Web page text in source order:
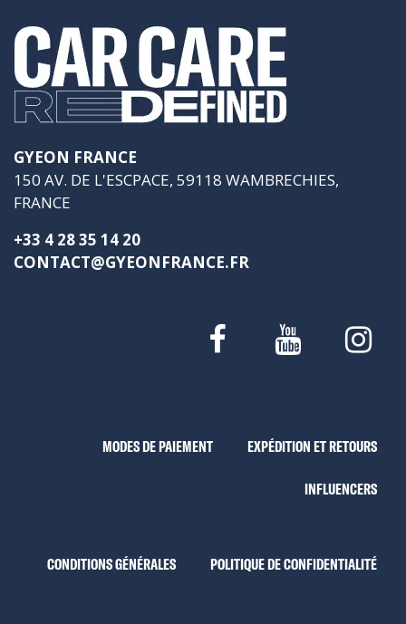
GYEON FRANCE
150 AV. DE L'ESCPACE, 59118 WAMBRECHIES,
FRANCE
+33 4 28 35 14 20
CONTACT@GYEONFRANCE.FR
MODES DE PAIEMENT EXPÉDITION ET RETOURS
INFLUENCERS
CONDITIONS GÉNÉRALES POLITIQUE DE CONFIDENTIALITÉ